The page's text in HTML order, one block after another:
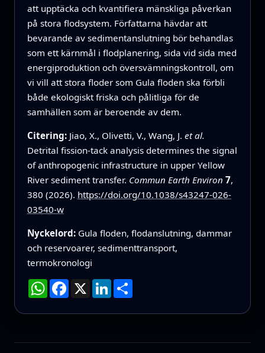
att upptäcka och kvantifiera mänskliga påverkan
på stora flodsystem. Författarna hävdar att
bevarande av sedimentanslutning bör behandlas
som ett kärnmål i flodplanering, sida vid sida med
energiproduktion och översvämningskontroll, om
vi vill att stora floder som Gula floden ska förbli
både ekologiskt friska och pålitliga för de
samhällen som är beroende av dem.
Citering: Jiao, X., Olivetti, V., Wang, J. et al.
Detrital fission-tack analysis determines the signal
of anthropogenic infrastructure in upper Yellow
River sediment transfer. Commun Earth Environ 7,
380 (2026). https://doi.org/10.1038/s43247-026-
03540-w
Nyckelord: Gula floden, flodanslutning, dammar
och reservoarer, sedimenttransport,
termokronologi
WhatsApp
Facebook
X LinkedIn
Dela